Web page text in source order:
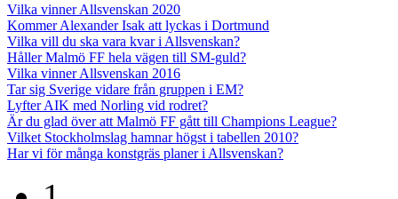
Vilka vinner Allsvenskan 2020
Kommer Alexander Isak att lyckas i Dortmund
Vilka vill du ska vara kvar i Allsvenskan?
Håller Malmö FF hela vägen till SM-guld?
Vilka vinner Allsvenskan 2016
Tar sig Sverige vidare från gruppen i EM?
Lyfter AIK med Norling vid rodret?
Är du glad över att Malmö FF gått till Champions League?
Vilket Stockholmslag hamnar högst i tabellen 2010?
Har vi för många konstgräs planer i Allsvenskan?